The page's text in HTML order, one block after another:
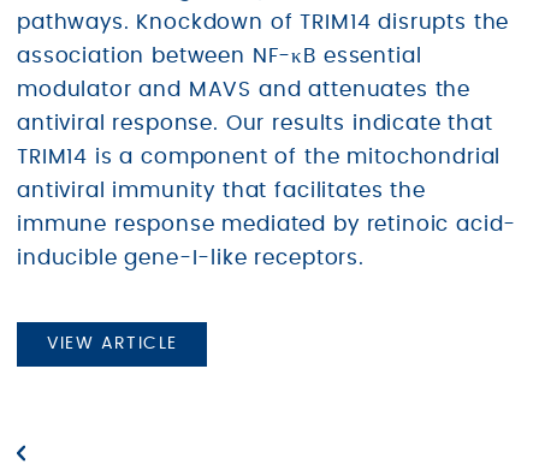
pathways. Knockdown of TRIM14 disrupts the
association between NF-κB essential
modulator and MAVS and attenuates the
antiviral response. Our results indicate that
TRIM14 is a component of the mitochondrial
antiviral immunity that facilitates the
immune response mediated by retinoic acid-
inducible gene-I-like receptors.
VIEW ARTICLE